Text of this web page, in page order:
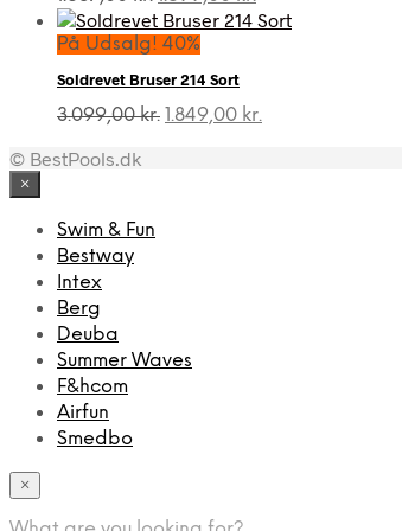
oprindelige
pris
1.687,00 kr..
aktuelle
På Udsalg! 40%
Soldrevet Bruser 214 Sort
3.099,00kr. Den
1.849,00 kr.
© BestPools.dk
×
Swim & Fun
Bestway
Intex
Berg
Deuba
Summer Waves
F&hcom
Airfun
Smedbo
×